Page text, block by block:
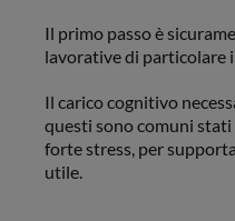
Il primo passo è
lavorative di particolare
Il carico cognitivo
questi sono comuni stati
forte stress, per
utile.